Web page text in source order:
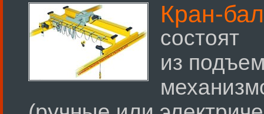
Кран-
состоят
из